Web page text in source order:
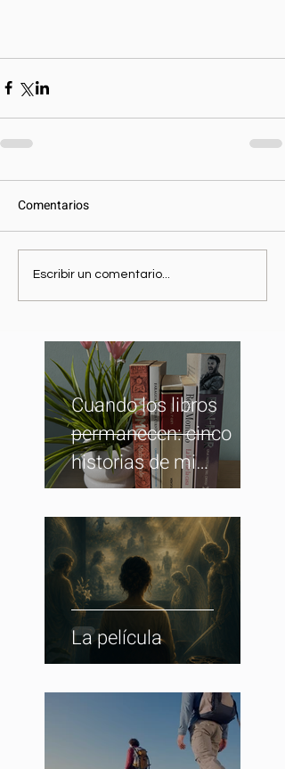
Comentarios
Escribir un comentario...
Cuando los libros
permanecen: cinco
historias de mi
biblioteca
La película